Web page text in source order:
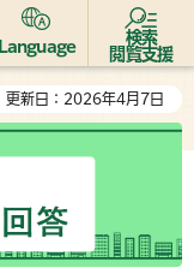
Language
検索
閲覧支援
更新日：2026年4月7日